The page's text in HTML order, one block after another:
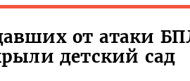
от атаки
детский сад